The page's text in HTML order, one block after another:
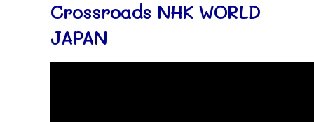
Crossroads NHK WORLD
JAPAN